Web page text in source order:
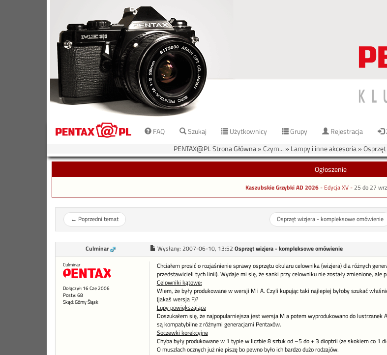
FAQ Szukaj Użytkownicy Grupy Rejestracja
PENTAX@PL Strona Główna»Czym... » Lampy i inne akcesoria»
Ogłoszenie
Kaszubskie Grzybki AD 2026- Edycja XV -25 do 27
← Poprzedni temat Osprzęt wizjera - kompleksowe omówienie
Culminar Wysłany: 2007-06-10, 13:52 Osprzęt wizjera - kompleksowe omówienie
Culminar
Dołączył: 16 Cze 2006
Posty: 68
Skąd: Górny Śląsk
Chciałem prosić o rozjaśnienie sprawy osprzętu okularu celownika (wizjera) dla różnych
przedstawicieli tych linii). Wydaje mi się, że sanki przy celowniku nie zostały zmienione, ale
Celowniki kątowe:
Wiem, że były produkowane w wersji M i A. Czyli kupując taki najlepiej byłoby szukać
(jakaś wersja F)?
Lupy powiększające
Doszukałem się, że najpopularniejsza jest wersja M a potem wyprodukowano do
są kompatybilne z różnymi generacjami Pentaxów.
Soczewki korekcyjne
Chyba były produkowane w 1 typie w liczbie 8 sztuk od –5 do + 3 dioptrii (ze skokiem co 1
O muszlach ocznych już nie piszę bo pewno było ich bardzo dużo rodzajów.